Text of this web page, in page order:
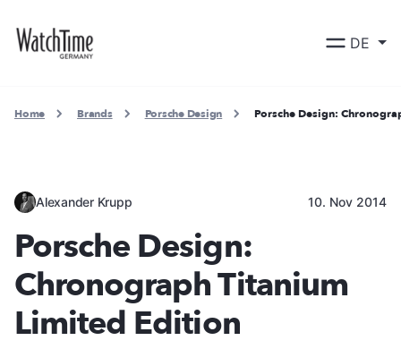
DE
Home Brands Porsche Design Porsche Design:
Alexander Krupp 10. Nov 2014
Porsche Design:
Chronograph Titanium
Limited Edition